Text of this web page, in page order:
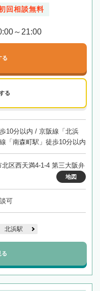
回相談無料
～21:00
る
る
10分以内 / 京阪線「北浜
「南森町駅」徒歩10分以内
区西天満4-1-4 第三大阪弁
地図
可
北浜駅
る